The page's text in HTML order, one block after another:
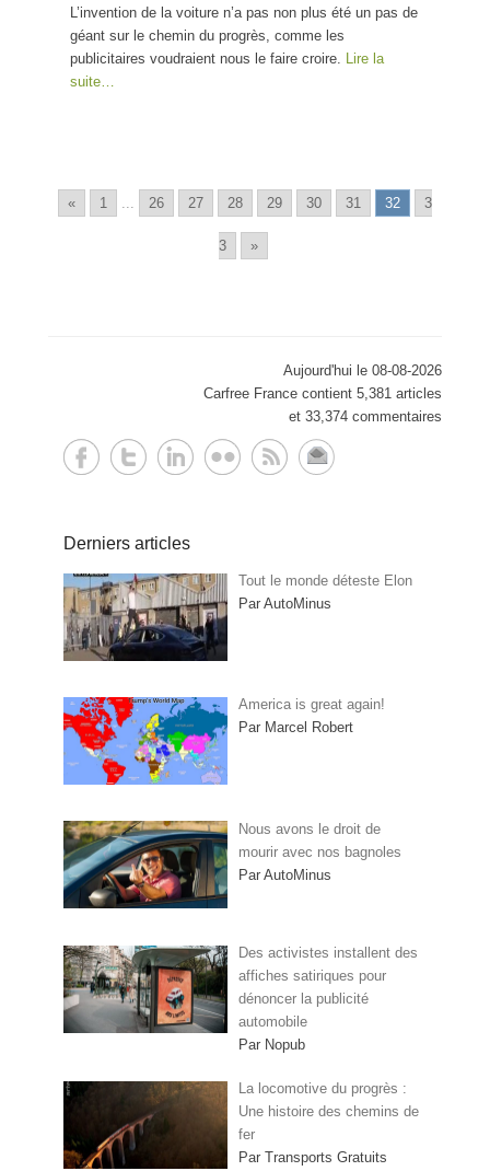
L’invention de la voiture n’a pas non plus été un pas de
géant sur le chemin du progrès, comme les
publicitaires voudraient nous le faire croire. Lire la
suite…
« 1 ... 26 27 28 29 30 31 32 3
3 »
Aujourd'hui le 08-08-2026
Carfree France contient 5,381 articles
et 33,374 commentaires
Derniers articles
Tout le monde déteste Elon
Par AutoMinus
America is great again!
Par Marcel Robert
Nous avons le droit de
mourir avec nos bagnoles
Par AutoMinus
Des activistes installent des
affiches satiriques pour
dénoncer la publicité
automobile
Par Nopub
La locomotive du progrès :
Une histoire des chemins de
fer
Par Transports Gratuits